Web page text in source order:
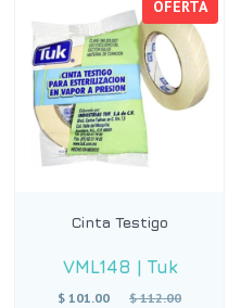
OFERTA
Cinta Testigo
VML148 | Tuk
$ 101.00
Precio
$ 112.00